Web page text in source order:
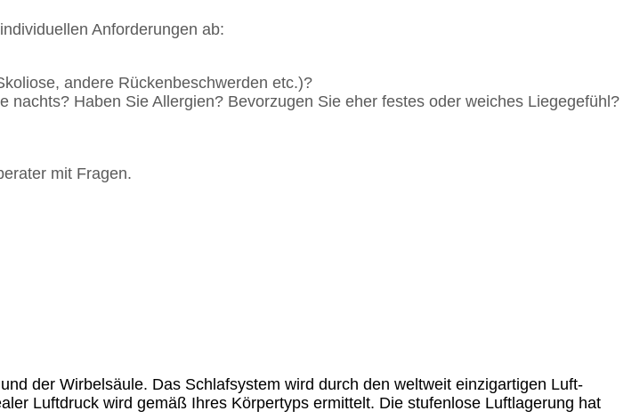
Anforderungen ab:
andere Rückenbeschwerden etc.)?
Haben Sie Allergien? Bevorzugen Sie eher festes oder weiches Liegegefühl?
mit Fragen.
der Wirbelsäule. Das Schlafsystem wird durch den weltweit einzigartigen Luft-
Luftdruck wird gemäß Ihres Körpertyps ermittelt. Die stufenlose Luftlagerung hat